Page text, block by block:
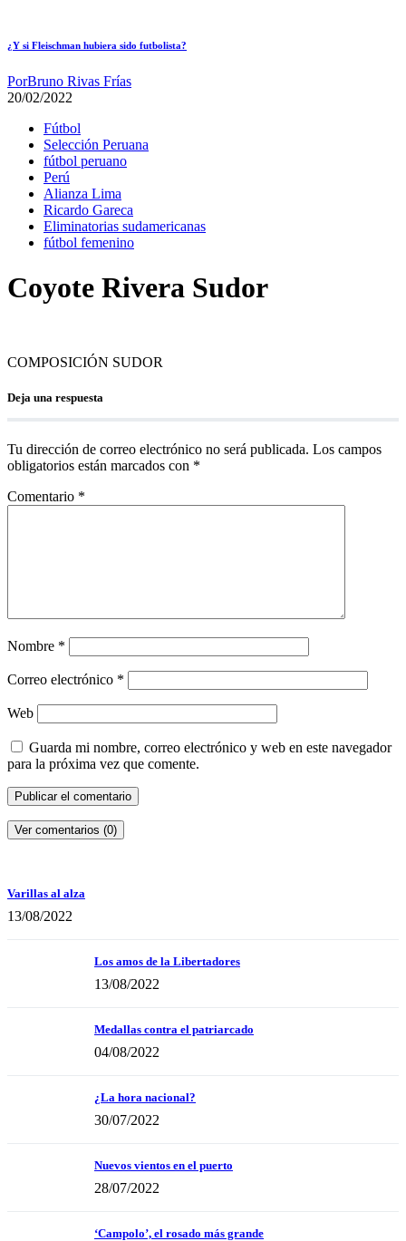
¿Y si Fleischman hubiera sido futbolista?
PorBruno Rivas Frías
20/02/2022
Fútbol
Selección Peruana
fútbol peruano
Perú
Alianza Lima
Ricardo Gareca
Eliminatorias sudamericanas
fútbol femenino
Coyote Rivera Sudor
COMPOSICIÓN SUDOR
Deja una respuesta
Tu dirección de correo electrónico no será publicada. Los campos
obligatorios están marcados con *
Comentario *
Nombre *
Correo electrónico *
Web
Guarda mi nombre, correo electrónico y web en este navegador
para la próxima vez que comente.
Ver comentarios (0)
Varillas al alza
13/08/2022
Los amos de la Libertadores
13/08/2022
Medallas contra el patriarcado
04/08/2022
¿La hora nacional?
30/07/2022
Nuevos vientos en el puerto
28/07/2022
‘Campolo’, el rosado más grande